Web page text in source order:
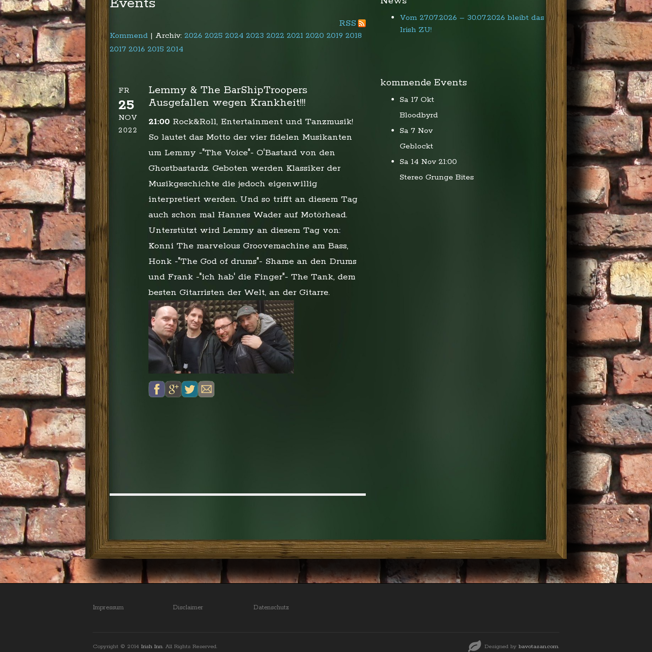
RSS
Kommend | Archiv: 2026 2025 2024 2023 2022 2021 2020 2019 2018
2017 2016 2015 2014
FR
25
NOV
2022
Lemmy & The BarShipTroopers
Ausgefallen wegen Krankheit!!!
21:00 Rock&Roll, Entertainment und Tanzmusik!
So lautet das Motto der vier fidelen Musikanten
um Lemmy -"The Voice"- O'Bastard von den
Ghostbastardz. Geboten werden Klassiker der
Musikgeschichte die jedoch eigenwillig
interpretiert werden. Und so trifft an diesem Tag
auch schon mal Hannes Wader auf Motörhead.
Unterstützt wird Lemmy an diesem Tag von:
Konni The marvelous Groovemachine am Bass,
Honk -"The God of drums"- Shame an den Drums
und Frank -"ich hab' die Finger"- The Tank, dem
besten Gitarristen der Welt, an der Gitarre.
Vom 27.07.2026 – 30.07.2026 bleibt das
Irish ZU!
kommende Events
Sa 17 Okt
Bloodbyrd
Sa 7 Nov
Geblockt
Sa 14 Nov21:00
Stereo Grunge Bites
Impressum Disclaimer Datenschutz
Copyright © 2014 Irish Inn. All Rights Reserved. Designed by bavotasan.com.